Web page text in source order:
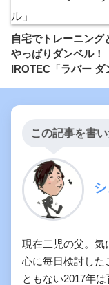
自宅でトレーニング
やっぱりダンベル！
IROTEC「ラバー ダ
この記事を書
現在二児の父。気
心に毎日検討した
ともない2017年